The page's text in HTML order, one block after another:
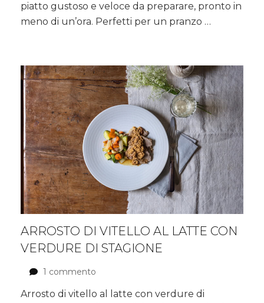
di
zucchine
piatto gustoso e veloce da preparare, pronto in
meno di un’ora. Perfetti per un pranzo …
ARROSTO DI VITELLO AL LATTE CON
VERDURE DI STAGIONE
1 commento
di
Arrosto di vitello al latte con verdure di